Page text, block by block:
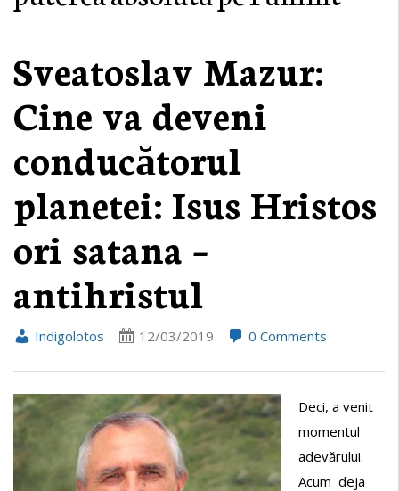
Sveatoslav Mazur:
Cine va deveni
conducătorul
planetei: Isus Hristos
ori satana –
antihristul
Indigolotos 12/03/2019 0 Comments
Deci, a venit
momentul
adevărului.
Acum deja